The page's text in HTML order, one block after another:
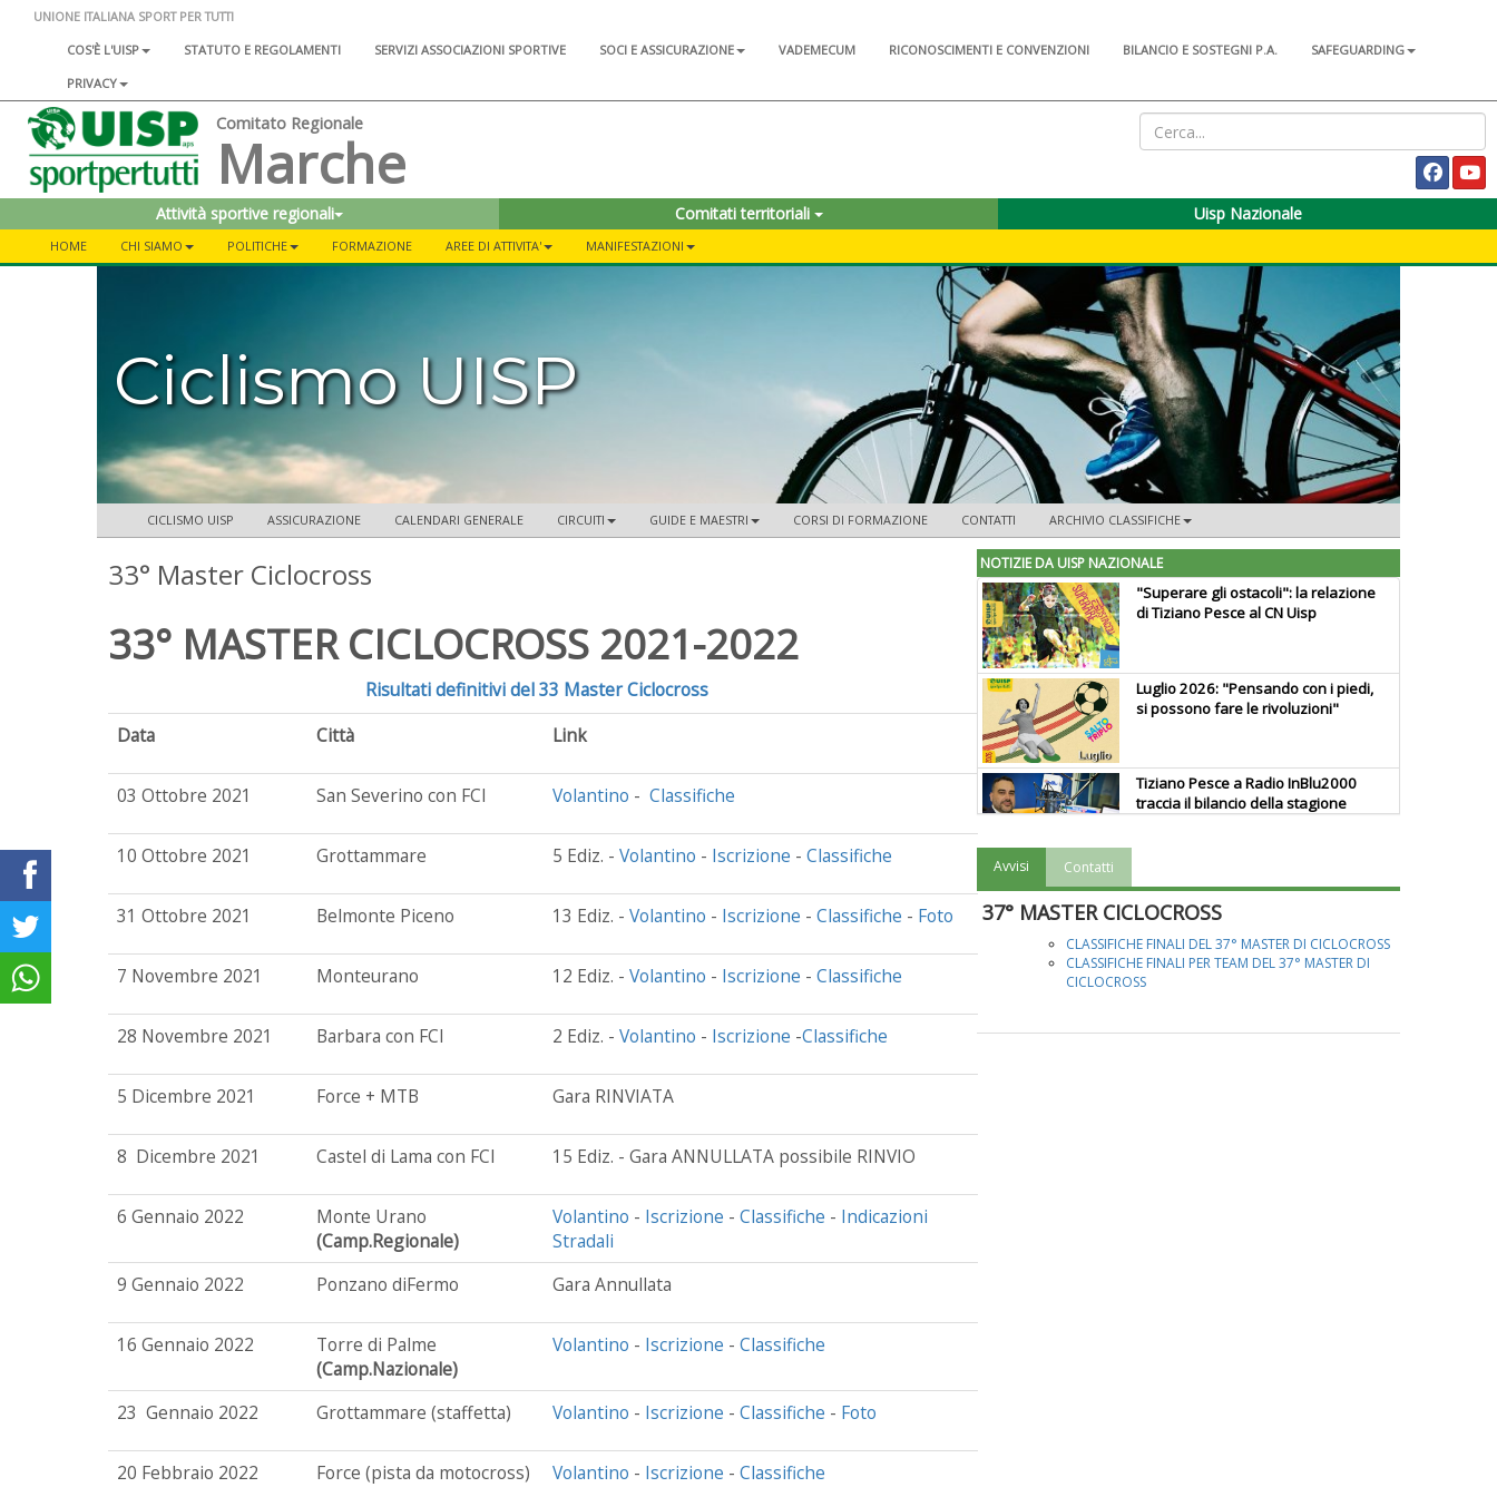
UNIONE ITALIANA SPORT PER TUTTI
COS'È L'UISP
STATUTO E REGOLAMENTI SERVIZI ASSOCIAZIONI SPORTIVE SOCI E ASSICURAZIONE VADEMECUM RICONOSCIMENTI E CONVENZIONI BILANCIO E SOSTEGNI P.A.
SAFEGUARDING
PRIVACY
Comitato Regionale
Marche
Attività sportive regionali Comitati territoriali Uisp Nazionale
HOME CHI SIAMO POLITICHE FORMAZIONE AREE DI ATTIVITA' MANIFESTAZIONI
Ciclismo UISP
CICLISMO UISP ASSICURAZIONE CALENDARI GENERALE CIRCUITI GUIDE E MAESTRI CORSI DI FORMAZIONE CONTATTI ARCHIVIO CLASSIFICHE
33° Master Ciclocross
33° MASTER CICLOCROSS 2021-2022
Risultati definitivi del 33 Master Ciclocross
Data
Città Link
03 Ottobre 2021 San Severino con FCI Volantino - Classifiche
10 Ottobre 2021 Grottammare 5 Ediz. - Volantino - Iscrizione - Classifiche
31 Ottobre 2021 Belmonte Piceno 13 Ediz. - Volantino - Iscrizione - Classifiche - Foto
7 Novembre 2021 Monteurano 12 Ediz. - Volantino - Iscrizione - Classifiche
28 Novembre 2021 Barbara con FCI 2 Ediz. - Volantino - Iscrizione -Classifiche
5 Dicembre 2021 Force + MTB Gara RINVIATA
8 Dicembre 2021 Castel di Lama con FCI 15 Ediz. - Gara ANNULLATA possibile RINVIO
6 Gennaio 2022
Monte Urano
(Camp.Regionale)
Volantino - Iscrizione - Classifiche - Indicazioni
Stradali
9 Gennaio 2022
Ponzano diFermo Gara Annullata
16 Gennaio 2022
Torre di Palme
(Camp.Nazionale)
Volantino - Iscrizione - Classifiche
23 Gennaio 2022 Grottammare (staffetta) Volantino - Iscrizione - Classifiche - Foto
20 Febbraio 2022 Force (pista da motocross) Volantino - Iscrizione - Classifiche
NOTIZIE DA UISP NAZIONALE
"Superare gli ostacoli": la relazione
di Tiziano Pesce al CN Uisp
Luglio 2026: "Pensando con i piedi,
si possono fare le rivoluzioni"
Tiziano Pesce a Radio InBlu2000
traccia il bilancio della stagione
La formazione Uisp rallenta ma
Avvisi Contatti
37° MASTER CICLOCROSS
CLASSIFICHE FINALI DEL 37° MASTER DI CICLOCROSS
CLASSIFICHE FINALI PER TEAM DEL 37° MASTER DI
CICLOCROSS